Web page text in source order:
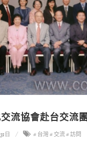
流協會赴台交流團
日 # 台灣# 交流# 訪問